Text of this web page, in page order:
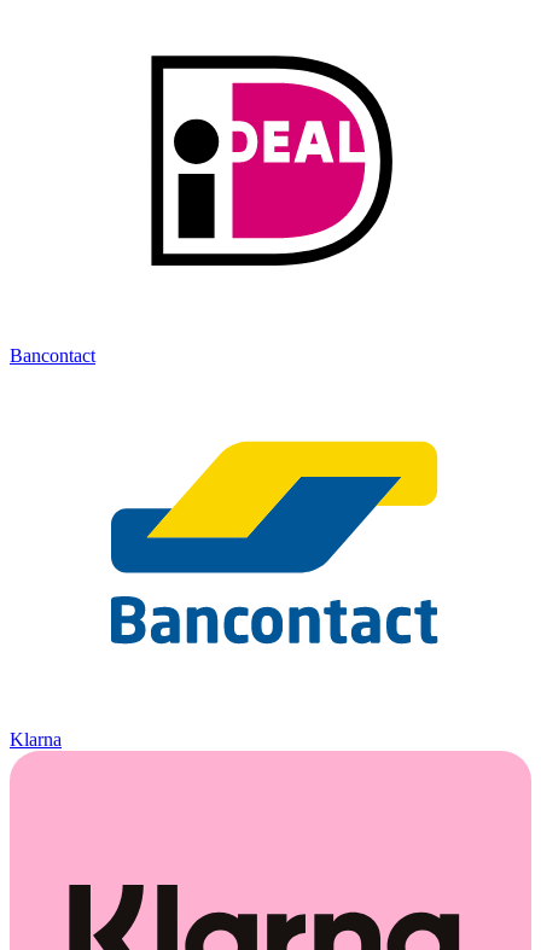
Bancontact
Klarna